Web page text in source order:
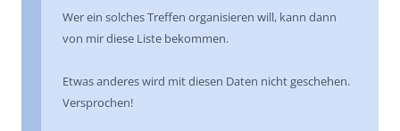
Wer ein solches Treffen organisieren will, kann dann
von mir diese Liste bekommen.
Etwas anderes wird mit diesen Daten nicht geschehen.
Versprochen!